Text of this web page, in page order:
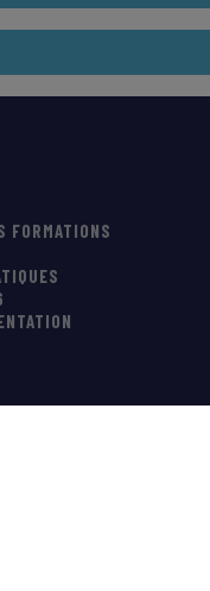
FORMATIONS